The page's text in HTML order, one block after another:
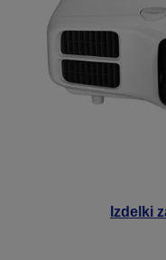
Izdelki